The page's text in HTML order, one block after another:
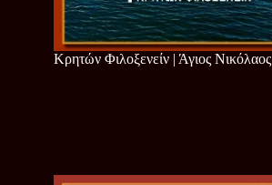
Κρητών Φιλοξενείν | Άγιος Νικόλαος